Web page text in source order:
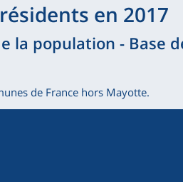
en 2017
la population - Base
de France hors Mayotte.